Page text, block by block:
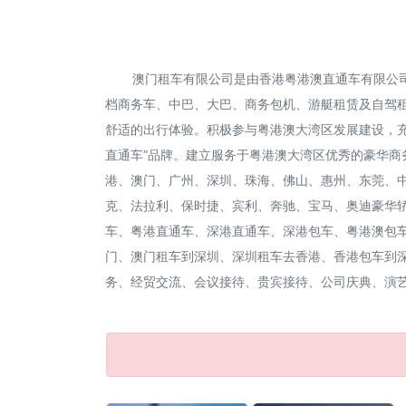
澳门租车有限公司是由香港粤港澳直通车有限
档商务车、中巴、大巴、商务包机、游艇租赁及自
舒适的出行体验。积极参与粤港澳大湾区发展建设，
直通车”品牌。建立服务于粤港澳大湾区优秀的豪华
港、澳门、广州、深圳、珠海、佛山、惠州、东莞
克、法拉利、保时捷、宾利、奔驰、宝马、奥迪豪
车、粤港直通车、深港直通车、深港包车、粤港澳
门、澳门租车到深圳、深圳租车去香港、香港包车
务、经贸交流、会议接待、贵宾接待、公司庆典、